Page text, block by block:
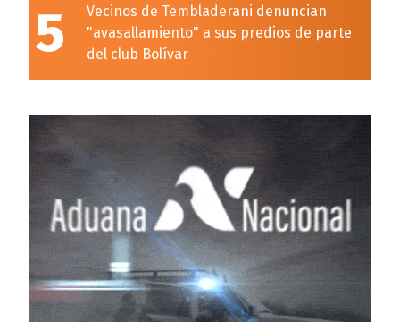
5
Vecinos de Tembladerani denuncian
"avasallamiento" a sus predios de parte
del club Bolívar